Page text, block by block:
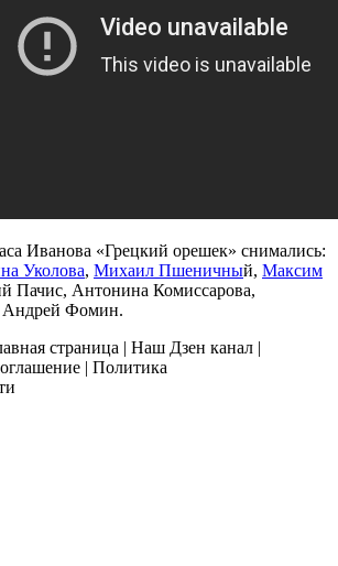
Иванова «Грецкий орешек» снимались:
Уколова, Михаил Пшеничный, Максим
Пачис, Антонина Комиссарова,
Андрей Фомин.
страница | Наш Дзен канал |
| Политика